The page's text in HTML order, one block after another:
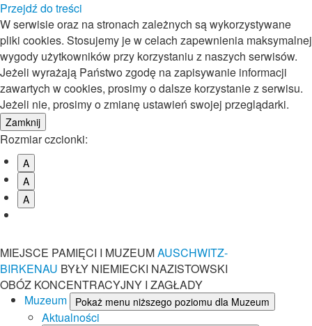
Przejdź do treści
W serwisie oraz na stronach zależnych są wykorzystywane
pliki cookies. Stosujemy je w celach zapewnienia maksymalnej
wygody użytkowników przy korzystaniu z naszych serwisów.
Jeżeli wyrażają Państwo zgodę na zapisywanie informacji
zawartych w cookies, prosimy o dalsze korzystanie z serwisu.
Jeżeli nie, prosimy o zmianę ustawień swojej przeglądarki.
Rozmiar czcionki:
A
A
A
MIEJSCE PAMIĘCI I MUZEUMAUSCHWITZ-
BIRKENAU BYŁY NIEMIECKI NAZISTOWSKI
OBÓZ KONCENTRACYJNY I ZAGŁADY
Muzeum
Pokaż menu niższego poziomu dla Muzeum
Aktualności